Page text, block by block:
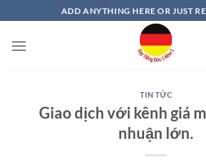
qua
nội
ADD ANYTHING HERE OR JUST
TIN TỨC
Giao dịch với kênh giá
nhuận lớn.